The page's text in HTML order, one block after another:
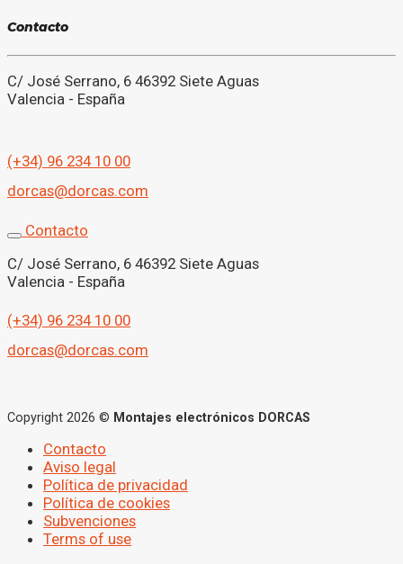
Contacto
C/ José Serrano, 6 46392 Siete Aguas
Valencia - España
(+34) 96 234 10 00
dorcas@dorcas.com
Contacto
C/ José Serrano, 6 46392 Siete Aguas
Valencia - España
(+34) 96 234 10 00
dorcas@dorcas.com
Copyright 2026 © Montajes electrónicos DORCAS
Contacto
Aviso legal
Política de privacidad
Política de cookies
Subvenciones
Terms of use